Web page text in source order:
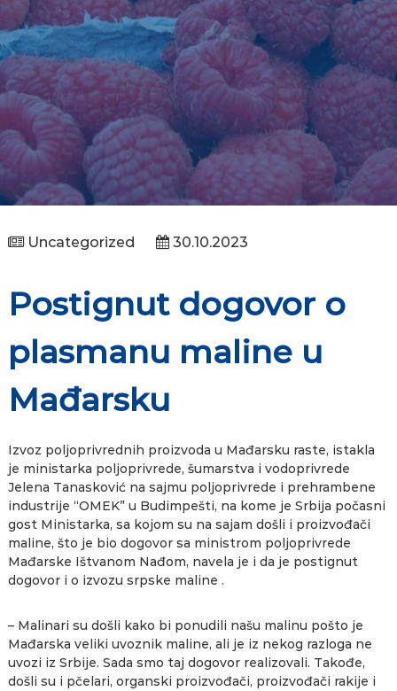
Uncategorized 30.10.2023
Postignut dogovor o
plasmanu maline u
Mađarsku
Izvoz poljoprivrednih proizvoda u Mađarsku raste, istakla
je ministarka poljoprivrede, šumarstva i vodoprivrede
Jelena Tanasković na sajmu poljoprivrede i prehrambene
industrije “OMEK” u Budimpešti, na kome je Srbija počasni
gost Ministarka, sa kojom su na sajam došli i proizvođači
maline, što je bio dogovor sa ministrom poljoprivrede
Mađarske Ištvanom Nađom, navela je i da je postignut
dogovor i o izvozu srpske maline .
– Malinari su došli kako bi ponudili našu malinu pošto je
Mađarska veliki uvoznik maline, ali je iz nekog razloga ne
uvozi iz Srbije. Sada smo taj dogovor realizovali. Takođe,
došli su i pčelari, organski proizvođači, proizvođači rakije i